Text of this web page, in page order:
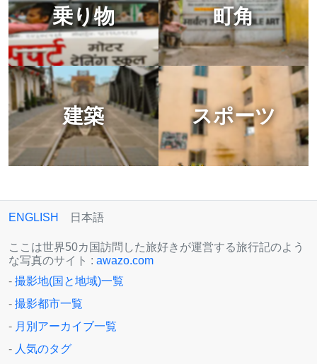
乗り物 町角
建築 スポーツ
ENGLISH 日本語
ここは世界50カ国訪問した旅好きが運営する旅行記のよう
な写真のサイト : awazo.com
- 撮影地(国と地域)一覧
- 撮影都市一覧
- 月別アーカイブ一覧
- 人気のタグ